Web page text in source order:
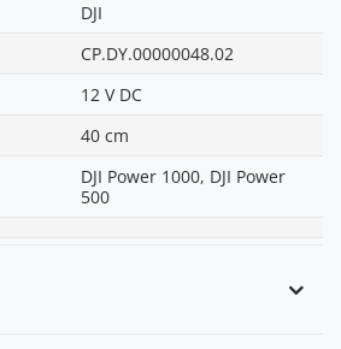
DJI
CP.DY.00000048.02
12 V DC
40 cm
DJI Power 1000, DJI Power
500